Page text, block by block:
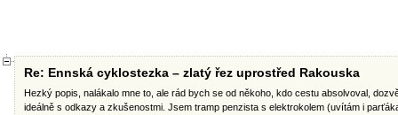
Re: Ennská cyklostezka – zlatý řez uprostřed Rakouska
Hezký popis, nalákalo mne to, ale rád bych se od někoho, kdo cestu absolvoval,
ideálně s odkazy a zkušenostmi. Jsem tramp penzista s elektrokolem (uvítám i